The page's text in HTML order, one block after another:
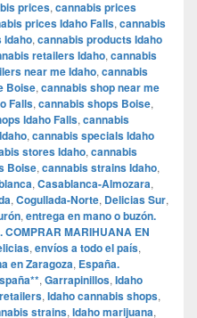
prices, cannabis prices
prices Idaho Falls, cannabis
Idaho, cannabis products Idaho
retailers Idaho, cannabis
near me Idaho, cannabis
Boise, cannabis shop near me
Falls, cannabis shops Boise,
Idaho Falls, cannabis
, cannabis specials Idaho
stores Idaho, cannabis
Boise, cannabis strains Idaho,
, Casablanca-Almozara,
, Cogullada-Norte, Delicias Sur,
, entrega en mano o buzón.
MARIHUANA EN
, envíos a todo el país,
en Zaragoza, España.
, Garrapinillos, Idaho
, Idaho cannabis shops,
strains, Idaho marijuana,